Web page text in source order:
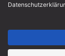
© 2026 sauter
* kostenloser
Deutschlands für
Sperrgut und
In Abh. des